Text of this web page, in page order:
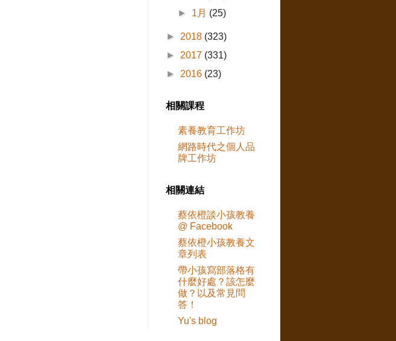
► 1月 (25)
► 2018 (323)
► 2017 (331)
► 2016 (23)
相關課程
素養教育工作坊
網路時代之個人品
牌工作坊
相關連結
蔡依橙談小孩教養
@ Facebook
蔡依橙小孩教養文
章列表
帶小孩寫部落格有
什麼好處？該怎麼
做？以及常見問
答！
Yu's blog